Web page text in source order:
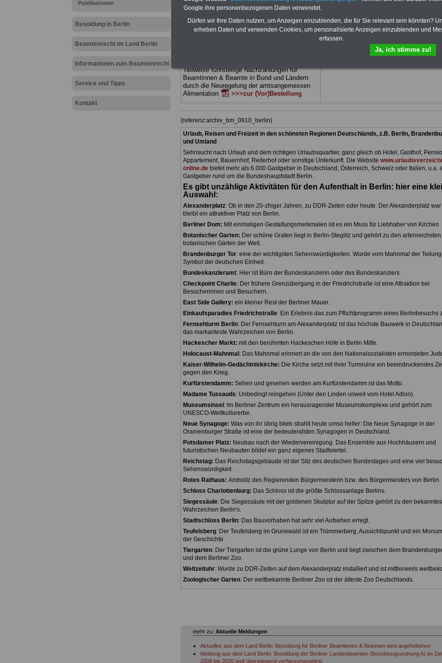
Publikationen
Besoldung in Berlin
Beamtenrecht im Land Berlin
Informationen zum Beamtenrecht
Service und Tipps
Kontakt
Ländern. Alle drei Ratgeber sind übersichtlich
gegliedert und erläutern auch komp-lizierte
Sachverhalte verständlich (auch für Mitarbei-
terinnen und Mitarbeiter des öffentlichen
Teilweise fünfstellige Nachzahlungen für
Beamtinnen & Beamte in Bund und Ländern
durch die Neuregelung der amtsangemessen
Alimentation
>>>zur (Vor)Bestellung
herunterladen, auch für Beschäftigte beim
Beamtenrecht, Besoldung, Beihilfe,
Beamtenversorgung, Rund ums Geld,
Nebentätigkeitsrecht, Frauen im öffentl.
und Berufseinstieg im öffentlichen
kann die eBooks herunterladen,
{referenz:archiv_bm_0910_berlin}
Urlaub, Reisen und Freizeit in den schönsten Regionen Deutschlands, z.B. Berlin,
und Umland
Sehnsucht nach Urlaub und dem richtigen Urlaubsquartier, ganz gleich ob Hotel, Gasthof,
Appartement, Bauernhof, Reiterhof oder sonstige Unterkunft. Die Website
online.debietet mehr als 6.000 Gastgeber in Deutschland, Österreich, Schweiz oder Italien, u.a.
Gastgeber rund um die Bundeshauptstadt Berlin.
Es gibt unzählige Aktivitäten für den Aufenthalt in Berlin: hier eine
Auswahl:
Alexanderplatz: Ob in den 20-zhiger Jahren, zu DDR-Zeiten oder heute: Der Alexanderplatz war
bleibt ein attraktiver Platz von Berlin.
Berliner Dom: Mit einmaligen Gestaltungsmerkmalen ist es ein Muss für Liebhaber von Kirchen
Botanischer Garten: Der schöne Graten liegt in Berlin-Steglitz und gehört zu den artenreichsten
botanischen Gärten der Welt.
Brandenburger Tor: eine der wichtigsten Sehenswürdigkeiten. Wurde vom Mahnmal der
Symbol der deutschen Einheit.
Bundeskanzleramt: Hier ist Büro der Bundeskanzlerin oder des Bundeskanzlers.
Checkpoint Charlie: Der frühere Grenzübergang in der Friedrichstraße ist eine Attraktion bei
Besucherinnen und Besuchern.
East Side Gallery: ein kleiner Rest der Berliner Mauer.
Einkaufsparadies Friedrichstraße: Ein Erlebnis das zum Pflichtprogramm eines Berlinbesuchs
Fernsehturm Berlin: Der Fernsehturm am Alexanderplatz ist das höchste Bauwerk in
das markanteste Wahrzeichen von Berlin.
Hackescher Markt: mit den berühmten Hackeschen Höfe in Berlin Mitte.
Holocaust-Mahnmal : Das Mahnmal erinnert an die von den Nationalsozialisten ermordeten
Kaiser-Wilhelm-Gedächtniskirche: Die Kirche setzt mit ihrer Turmruine ein beeindruckendes
gegen den Krieg.
Kurfürstendamm: Sehen und gesehen werden am Kurfürstendamm ist das Motto.
Madame Tussauds: Unbedingt reingehen (Unter den Linden unweit vom Hotel Adlon).
Museumsinsel : Im Berliner Zentrum ein herausragender Museumskomplexe und gehört zum
UNESCO-Weltkulturerbe.
Neue Synagoge: Was von ihr übrig blieb strahlt heute umso heller: Die Neue Synagoge in der
Oranienburger Straße ist eine der bedeutendsten Synagogen in Deutschland.
Potsdamer Platz: Neubau nach der Wiedervereinigung. Das Ensemble aus Hochhäusern und
futuristischen Neubauten bildet ein ganz eigenes Stadtviertel.
Reichstag: Das Reichstagsgebäude ist der Sitz des deutschen Bundestages und eine viel
Sehenswürdigkeit.
Rotes Rathaus: Amtssitz des Regierenden Bürgermeisterin bzw. des Bürgermeisters von Berlin.
Schloss Charlottenburg: Das Schloss ist die größte Schlossanlage Berlins.
Siegessäule: Die Siegessäule mit der goldenen Skulptur auf der Spitze gehört zu den
Wahrzeichen Berlin's.
Stadtschloss Berlin: Das Bauvorhaben hat sehr viel Aufsehen erregt.
Teufelsberg: Der Teufelsberg im Grunewald ist ein Trümmerberg, Aussichtspunkt und ein
der Geschichte.
Tiergarten: Der Tiergarten ist die grüne Lunge von Berlin und liegt zwischen dem
und dem Berliner Zoo.
Weltzeituhr: Wurde zu DDR-Zeiten auf dem Alexanderplatz installiert und ist mittlerweils
Zoologischer Garten: Der weltbekannte Berliner Zoo ist der älteste Zoo Deutschlands.
mehr zu: Aktuelle Meldungen
Aktuelles aus dem Land Berlin: Besoldung für Berliner Beamtinnen & Beamten wird angehobenen
Meldung aus dem Land Berlin: Besoldung der Berliner Landesbeamten (Besoldungsordnung A) im
Google ihre personenbezogenen Daten verwendet.
Dürfen wir Ihre Daten nutzen, um Anzeigen einzublenden, die für Sie relevant sein könnten?
erheben Daten und verwenden Cookies, um personalisierte Anzeigen einzublenden und
erfassen.
Ja, ich stimme zu!